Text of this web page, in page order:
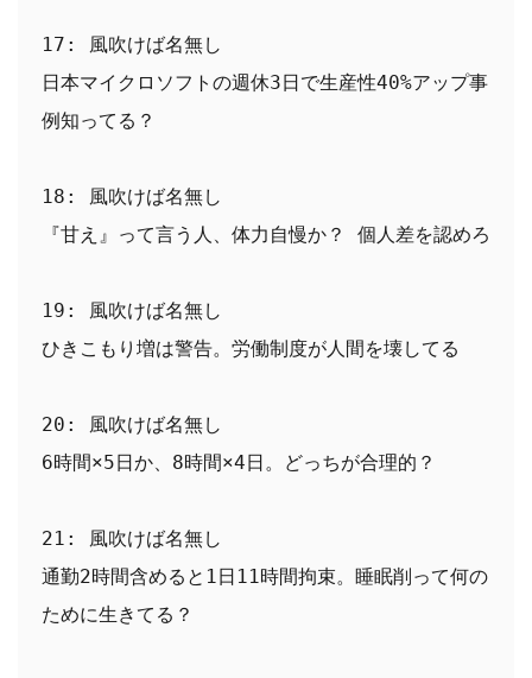
17: 風吹けば名無し
日本マイクロソフトの週休3日で生産性40%アップ事
例知ってる？
18: 風吹けば名無し
『甘え』って言う人、体力自慢か？ 個人差を認めろ
19: 風吹けば名無し
ひきこもり増は警告。労働制度が人間を壊してる
20: 風吹けば名無し
6時間×5日か、8時間×4日。どっちが合理的？
21: 風吹けば名無し
通勤2時間含めると1日11時間拘束。睡眠削って何の
ために生きてる？